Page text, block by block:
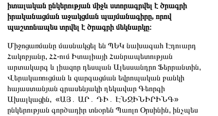
իտալական ընկերության միջև ստորագրվել է ծրագրի
իրականացման աջակցման պայմանագիրը, որով
պաշտոնապես տրվել է ծրագրի մեկնարկը։
Միջոցառմանը մասնակցել են ՊԵԿ նախագահ Էդուարդ
Հակոբյանը, ՀՀ-ում Իտալիայի Հանրապետության
արտակարգ և լիազոր դեսպան Ալեսսանդրո Ֆերրանտին,
Վերակառուցման և զարգացման եվրոպական բանկի
հայաստանյան գրասենյակի ղեկավար Գեորգի
Ախալկացին, «ԱՅ․ ԱՐ․ ԴԻ․ ԷՆՋԻՆԻՐԻՆԳ»
ընկերության գործադիր տնօրեն Պաոլո Օրսինին, ինչպես